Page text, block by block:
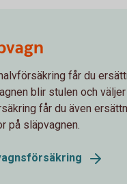
får du
blir stulen och väljer
får du även
på släpvagnen.